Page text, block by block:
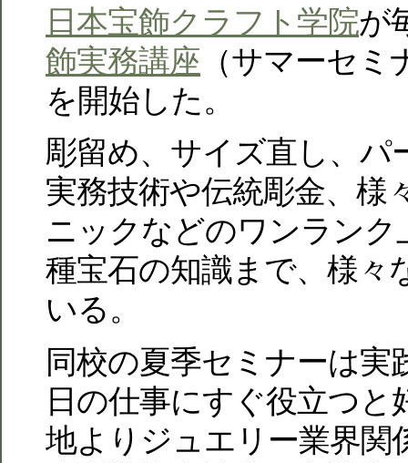
日本宝飾クラフト学院が
飾実務講座 （サマーセ
を開始した。
彫留め、サイズ直し、パ
実務技術や伝統彫金、様
ニックなどのワンランク
種宝石の知識まで、様々
いる。
同校の夏季セミナーは実
日の仕事にすぐ役立つと
地よりジュエリー業界関